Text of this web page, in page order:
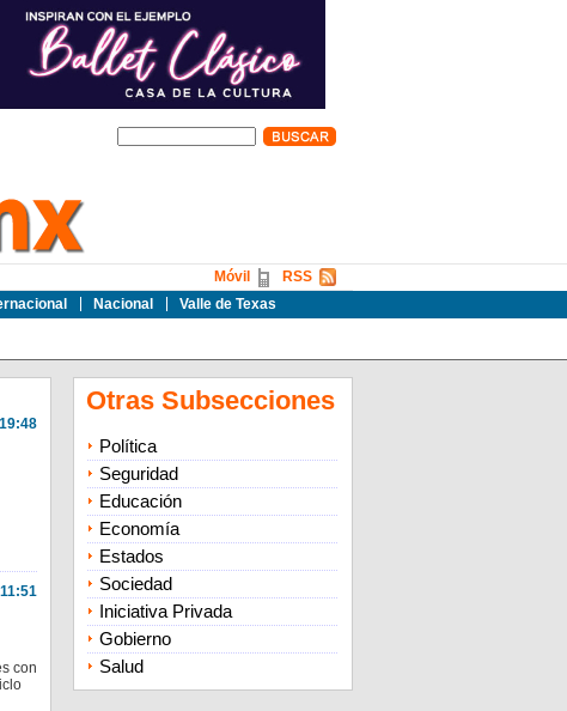
Nacional Valle de Texas
RSS
Móvil
con
Otras Subsecciones
Política
Seguridad
Educación
Economía
Estados
Sociedad
Iniciativa Privada
Gobierno
Salud